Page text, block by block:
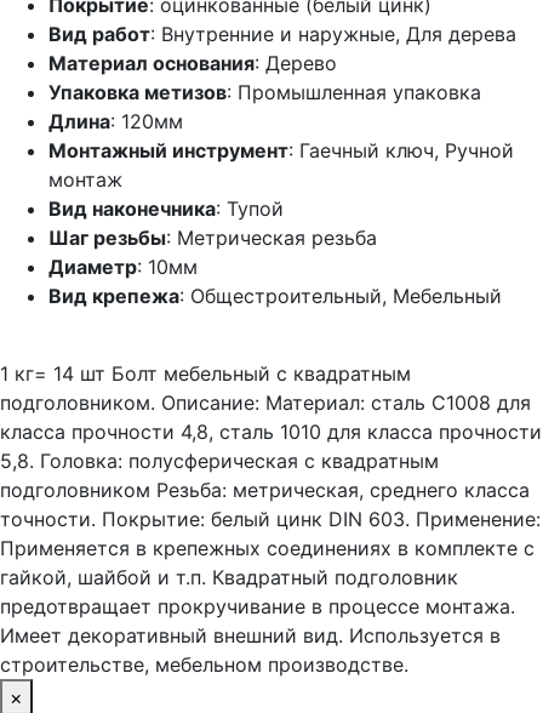
Покрытие: оцинкованные (белый цинк)
Вид работ: Внутренние и наружные, Для дерева
Материал основания: Дерево
Упаковка метизов: Промышленная упаковка
Длина: 120мм
Монтажный инструмент: Гаечный ключ, Ручной
монтаж
Вид наконечника: Тупой
Шаг резьбы: Метрическая резьба
Диаметр: 10мм
Вид крепежа: Общестроительный, Мебельный
1 кг= 14 шт Болт мебельный с квадратным
подголовником. Описание: Материал: сталь С1008 для
класса прочности 4,8, сталь 1010 для класса прочности
5,8. Головка: полусферическая с квадратным
подголовником Резьба: метрическая, среднего класса
точности. Покрытие: белый цинк DIN 603. Применение:
Применяется в крепежных соединениях в комплекте с
гайкой, шайбой и т.п. Квадратный подголовник
предотвращает прокручивание в процессе монтажа.
Имеет декоративный внешний вид. Используется в
строительстве, мебельном производстве.
×